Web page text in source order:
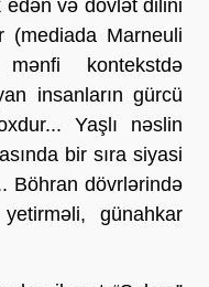
edən və dövlət dilini
Marneuli
kontekstdə
insanların gürcü
Yaşlı nəslin
bir sıra siyasi
Böhran dövrlərində
günahkar